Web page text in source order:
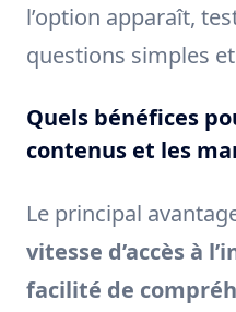
l’option apparaît,
questions simples
Quels bénéfices
contenus et les
Le principal
vitesse d’accès à
facilité de